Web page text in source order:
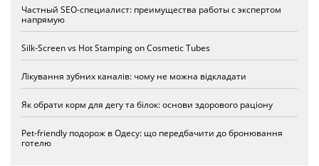
Частный SEO-специалист: преимущества работы с экспертом
напрямую
Silk-Screen vs Hot Stamping on Cosmetic Tubes
Лікування зубних каналів: чому не можна відкладати
Як обрати корм для дегу та білок: основи здорового раціону
Pet-friendly подорож в Одесу: що передбачити до бронювання
готелю